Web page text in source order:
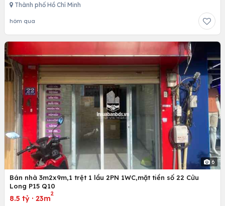
Thành phố Hồ Chí Minh
hôm qua
6
Bán nhà 3m2x9m,1 trệt 1 lầu 2PN 1WC,mặt tiền số 22 Cửu
Long P15 Q10
8.5 tỷ · 23m
2